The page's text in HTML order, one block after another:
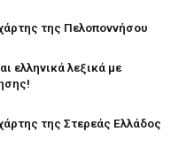
της Πελοποννήσου
ελληνικά λεξικά με
της Στερεάς Ελλάδος